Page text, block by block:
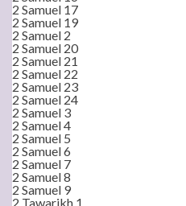
2 Samuel 17
2 Samuel 19
2 Samuel 2
2 Samuel 20
2 Samuel 21
2 Samuel 22
2 Samuel 23
2 Samuel 24
2 Samuel 3
2 Samuel 4
2 Samuel 5
2 Samuel 6
2 Samuel 7
2 Samuel 8
2 Samuel 9
2 Tawarikh 1